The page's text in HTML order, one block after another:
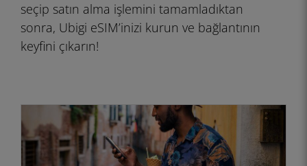
seçip satın alma işlemini tamamladıktan
sonra, Ubigi eSIM’inizi kurun ve bağlantının
keyfini çıkarın!